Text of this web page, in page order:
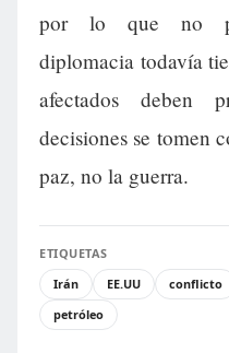
por lo que no
diplomacia todavía
afectados deben
decisiones se tomen
paz, no la guerra.
ETIQUETAS
Irán
EE.UU conflicto
petróleo